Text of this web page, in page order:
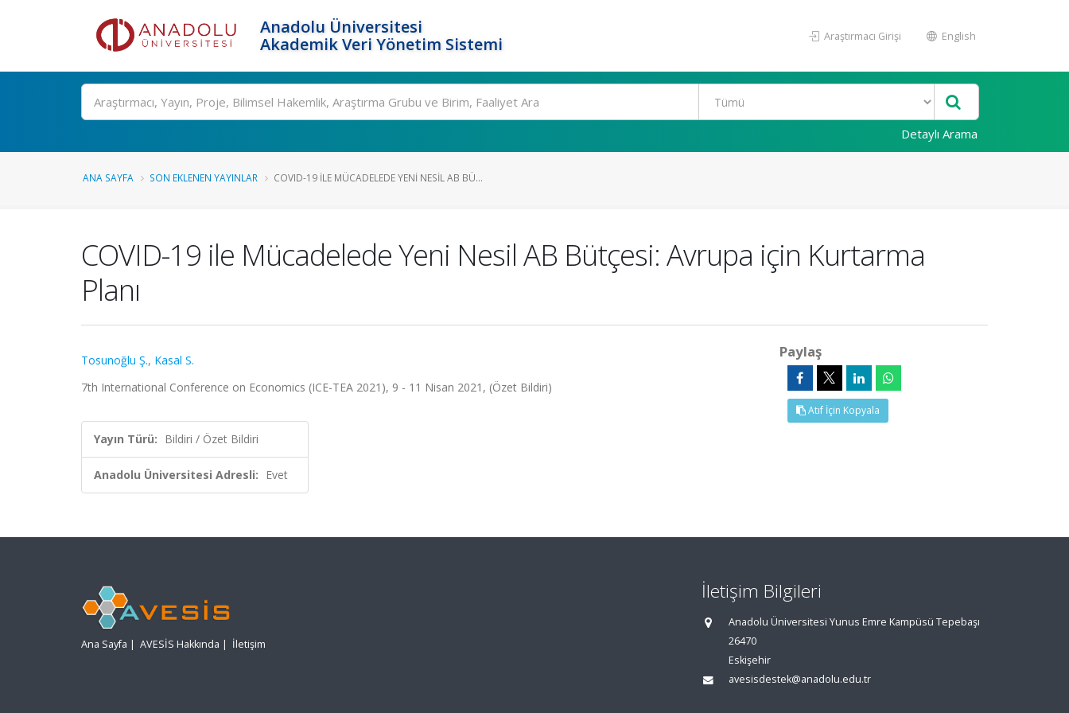
Anadolu Üniversitesi
Akademik Veri Yönetim Sistemi
Araştırmacı Girişi English
Ara
Detaylı Arama
ANA SAYFA SON EKLENEN YAYINLAR COVID-19 ILE MÜCADELEDE YENI NESIL AB BÜ...
COVID-19 ile Mücadelede Yeni Nesil AB Bütçesi: Avrupa için Kurtarma
Planı
Tosunoğlu Ş., Kasal S.
7th International Conference on Economics (ICE-TEA 2021), 9 - 11 Nisan 2021, (Özet Bildiri)
Yayın Türü: Bildiri / Özet Bildiri
Anadolu Üniversitesi Adresli: Evet
Paylaş
Atıf İçin Kopyala
Ana Sayfa | AVESİS Hakkında | İletişim
İletişim Bilgileri
Anadolu Üniversitesi Yunus Emre Kampüsü Tepebaşı
26470
Eskişehir
avesisdestek@anadolu.edu.tr